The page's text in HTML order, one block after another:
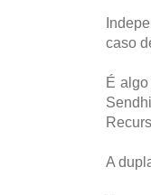
caso
É
A